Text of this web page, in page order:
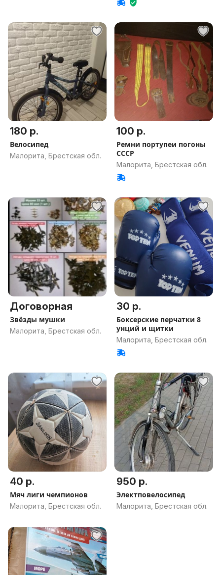
180 р.
Велосипед
Малорита, Брестская обл.
100 р.
Ремни портупеи погоны
СССР
Малорита, Брестская обл.
Договорная
Звёзды мушки
Малорита, Брестская обл.
30 р.
Боксерские перчатки 8
унций и щитки
Малорита, Брестская обл.
40 р.
Мяч лиги чемпионов
Малорита, Брестская обл.
950 р.
Электповелосипед
Малорита, Брестская обл.